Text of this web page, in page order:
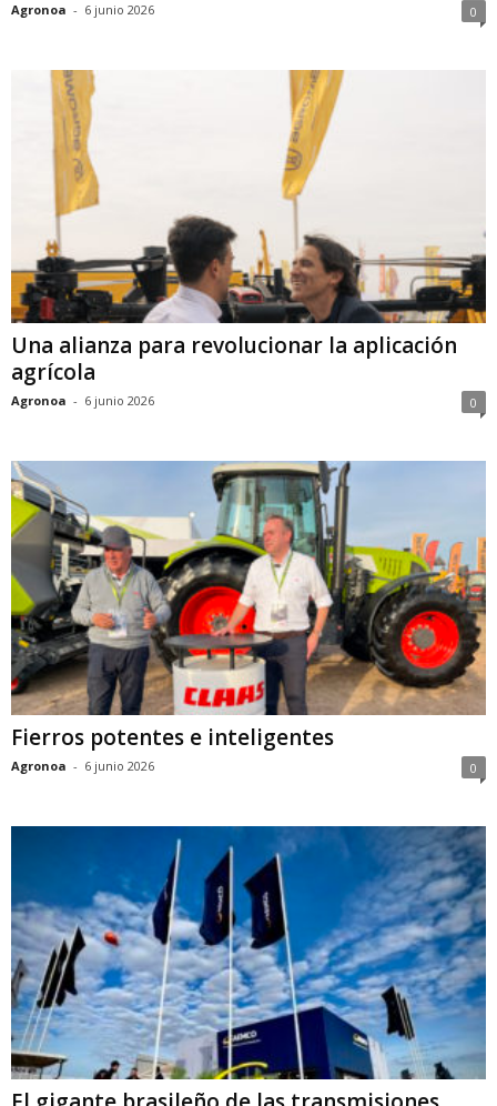
Agronoa - 6 junio 2026 0
Una alianza para revolucionar la aplicación
agrícola
Agronoa - 6 junio 2026 0
Fierros potentes e inteligentes
Agronoa - 6 junio 2026 0